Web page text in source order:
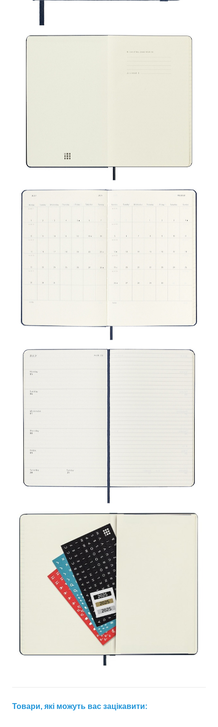
Товари, які можуть вас зацікавити: